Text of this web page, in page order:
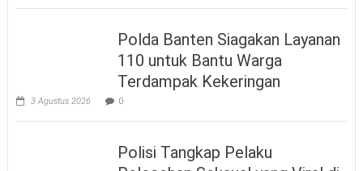
Polda Banten Siagakan Layanan
110 untuk Bantu Warga
Terdampak Kekeringan
3 Agustus 2026 0
Polisi Tangkap Pelaku